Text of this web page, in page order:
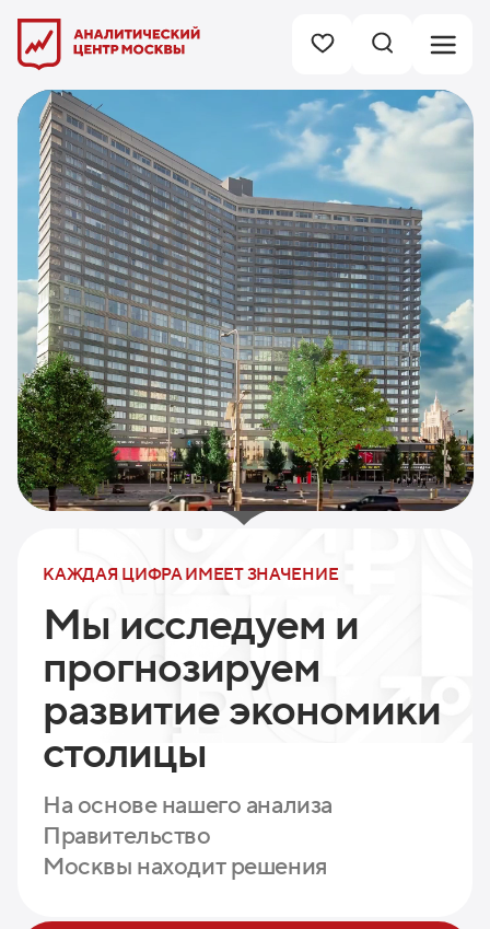
КАЖДАЯ ЦИФРА ИМЕЕТ ЗНАЧЕНИЕ
Мы исследуем и
прогнозируем
развитие экономики
столицы
На основе нашего анализа
Правительство
Москвы находит решения